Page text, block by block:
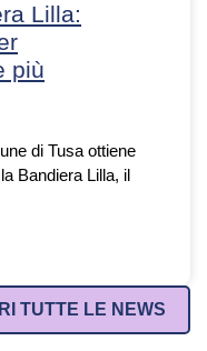
Lilla:
più
di Tusa ottiene
Bandiera Lilla, il
TUTTE LE NEWS